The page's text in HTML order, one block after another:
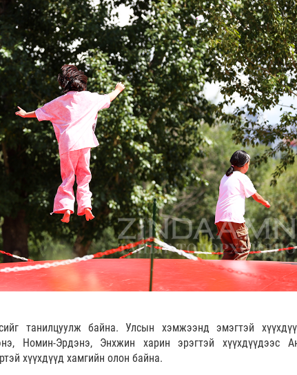
танилцуулж байна. Улсын хэмжээнд эмэгтэй
Номин-Эрдэнэ, Энхжин харин эрэгтэй хүүхдүүдээс
хүүхдүүд хамгийн олон байна.